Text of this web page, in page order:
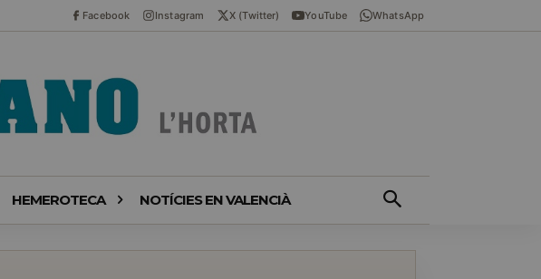
Facebook Instagram X (Twitter) YouTube WhatsApp
HEMEROTECA NOTÍCIES EN VALENCIÀ